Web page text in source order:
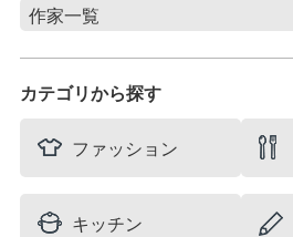
作家一覧
Stories of summer
maison du suzume
カテゴリから探す
ファッション
キッチン